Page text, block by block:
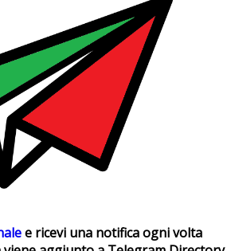
e ricevi una notifica ogni volta